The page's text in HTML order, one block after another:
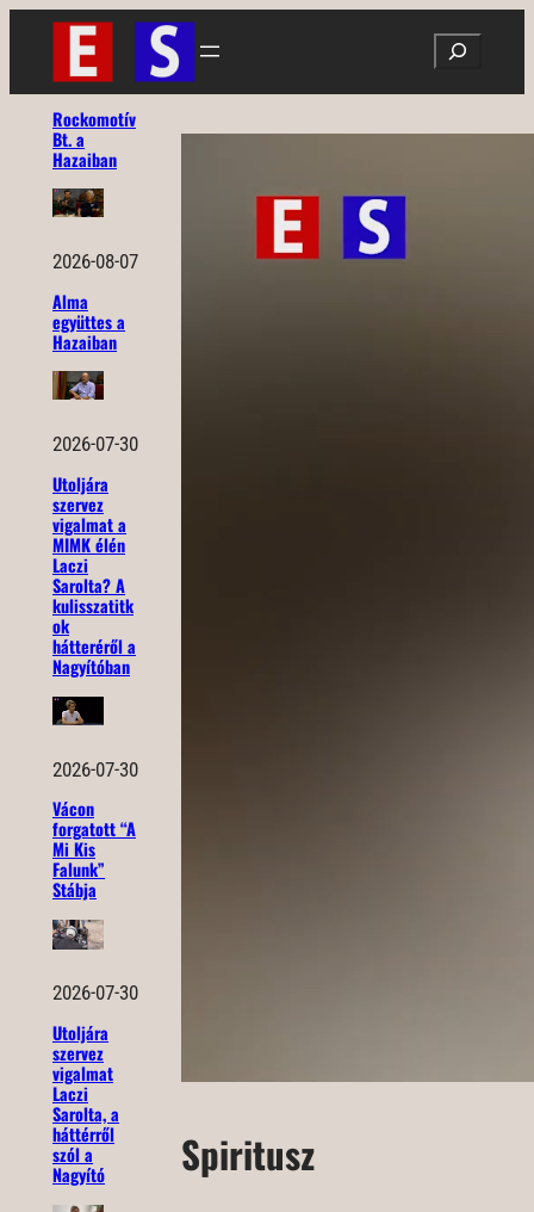
Ugrás
tartalomhoz
Search
Rockomotív
Bt. a
Hazaiban
2026-08-07
Alma
együttes a
Hazaiban
2026-07-30
Utoljára
szervez
vigalmat a
MIMK élén
Laczi
Sarolta? A
kulisszatitk
ok
hátteréről a
Nagyítóban
2026-07-30
Vácon
forgatott “A
Mi Kis
Falunk”
Stábja
2026-07-30
Utoljára
szervez
vigalmat
Laczi
Sarolta, a
háttérről
szól a
Nagyító
Spiritusz